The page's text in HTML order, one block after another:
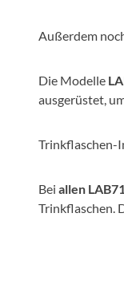
Außerdem
Die Modelle
ausgerüstet,
Trinkflaschen-
Bei allen
Trinkflaschen.